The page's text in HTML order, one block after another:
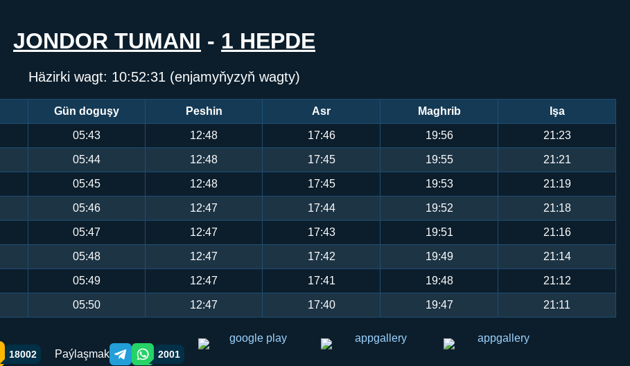
JONDOR TUMANI - 1 HEPDE
Häzirki wagt: 10:52:31 (enjamyňyzyň wagty)
Gün doguşy Peshin Asr Maghrib Işa
05:43 12:48 17:46 19:56 21:23
05:44 12:48 17:45 19:55 21:21
05:45 12:48 17:45 19:53 21:19
05:46 12:47 17:44 19:52 21:18
05:47 12:47 17:43 19:51 21:16
05:48 12:47 17:42 19:49 21:14
05:49 12:47 17:41 19:48 21:12
05:50 12:47 17:40 19:47 21:11
18002 Paýlaşmak Telegram orqali ulashish
WhatsApp orqali ulashish
2001